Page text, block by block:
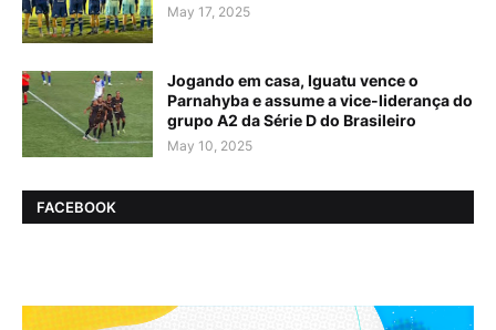
May 17, 2025
Jogando em casa, Iguatu vence o
Parnahyba e assume a vice-liderança do
grupo A2 da Série D do Brasileiro
May 10, 2025
FACEBOOK